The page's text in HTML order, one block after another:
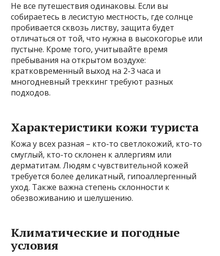
Не все путешествия одинаковы. Если вы
собираетесь в лесистую местность, где солнце
пробивается сквозь листву, защита будет
отличаться от той, что нужна в высокогорье или
пустыне. Кроме того, учитывайте время
пребывания на открытом воздухе:
кратковременный выход на 2-3 часа и
многодневный треккинг требуют разных
подходов.
Характеристики кожи туриста
Кожа у всех разная – кто-то светлокожий, кто-то
смуглый, кто-то склонен к аллергиям или
дерматитам. Людям с чувствительной кожей
требуется более деликатный, гипоаллергенный
уход. Также важна степень склонности к
обезвоживанию и шелушению.
Климатические и погодные
условия